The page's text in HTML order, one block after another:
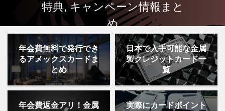
年会費無料で発行でき
るアメックスカードま
とめ
日本で入手可能な金属
製クレジットカード一
覧
年会費返金アリ！金属
実際にカードポイント